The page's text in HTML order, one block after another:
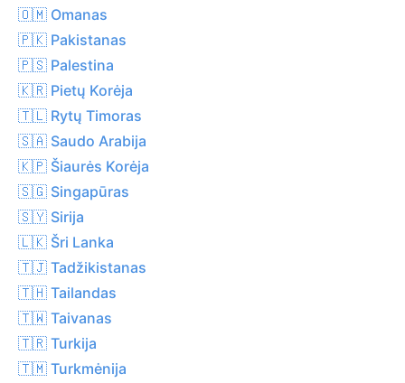
🇴🇲 Omanas
🇵🇰 Pakistanas
🇵🇸 Palestina
🇰🇷 Pietų Korėja
🇹🇱 Rytų Timoras
🇸🇦 Saudo Arabija
🇰🇵 Šiaurės Korėja
🇸🇬 Singapūras
🇸🇾 Sirija
🇱🇰 Šri Lanka
🇹🇯 Tadžikistanas
🇹🇭 Tailandas
🇹🇼 Taivanas
🇹🇷 Turkija
🇹🇲 Turkmėnija